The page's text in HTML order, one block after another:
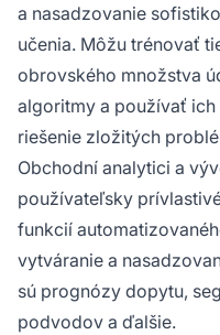
a nasadzovanie
učenia. Môžu trénovať
obrovského množstva
algoritmy a používať
riešenie zložitých
Obchodní analytici a
používateľsky
funkcií
vytváranie a
sú prognózy dopytu,
podvodov a ďalšie.